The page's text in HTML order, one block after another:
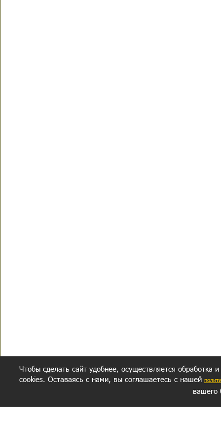
Чтобы сделать сайт удобнее, осуществляется обработка
cookies. Оставаясь с нами, вы соглашаетесь с нашей
вашего